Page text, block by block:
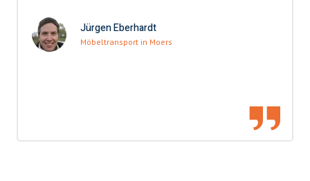
Jürgen Eberhardt
Möbeltransport in Moers